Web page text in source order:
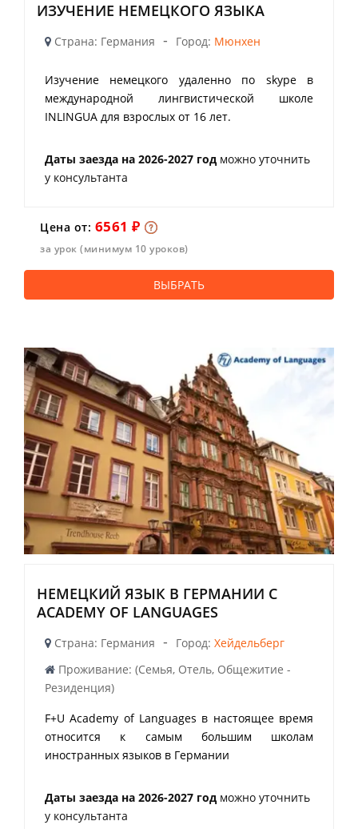
ИЗУЧЕНИЕ НЕМЕЦКОГО ЯЗЫКА
Страна: Германия - Город: Мюнхен
Изучение немецкого удаленно по skype в
международной лингвистической школе
INLINGUA для взрослых от 16 лет.
Даты заезда на 2026-2027 год можно уточнить
у консультанта
Цена от: 6561 ₽
за урок (минимум 10 уроков)
ВЫБРАТЬ
НЕМЕЦКИЙ ЯЗЫК В ГЕРМАНИИ С
ACADEMY OF LANGUAGES
Страна: Германия - Город: Хейдельберг
Проживание: (Семья, Отель, Общежитие -
Резиденция)
F+U Academy of Languages в настоящее время
относится к самым большим школам
иностранных языков в Германии
Даты заезда на 2026-2027 год можно уточнить
у консультанта